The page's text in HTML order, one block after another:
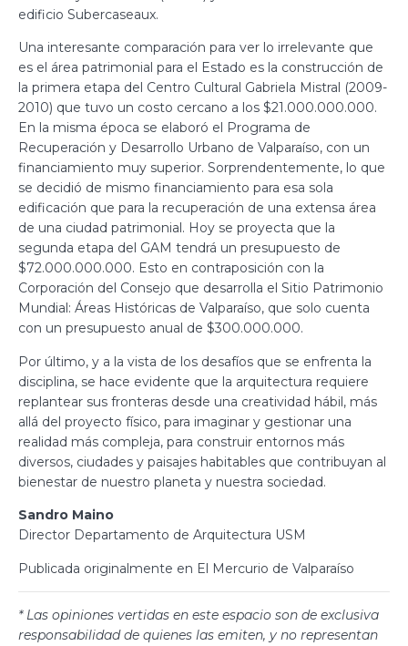
edificio Subercaseaux.
Una interesante comparación para ver lo irrelevante que
es el área patrimonial para el Estado es la construcción de
la primera etapa del Centro Cultural Gabriela Mistral (2009-
2010) que tuvo un costo cercano a los $21.000.000.000.
En la misma época se elaboró el Programa de
Recuperación y Desarrollo Urbano de Valparaíso, con un
financiamiento muy superior. Sorprendentemente, lo que
se decidió de mismo financiamiento para esa sola
edificación que para la recuperación de una extensa área
de una ciudad patrimonial. Hoy se proyecta que la
segunda etapa del GAM tendrá un presupuesto de
$72.000.000.000. Esto en contraposición con la
Corporación del Consejo que desarrolla el Sitio Patrimonio
Mundial: Áreas Históricas de Valparaíso, que solo cuenta
con un presupuesto anual de $300.000.000.
Por último, y a la vista de los desafíos que se enfrenta la
disciplina, se hace evidente que la arquitectura requiere
replantear sus fronteras desde una creatividad hábil, más
allá del proyecto físico, para imaginar y gestionar una
realidad más compleja, para construir entornos más
diversos, ciudades y paisajes habitables que contribuyan al
bienestar de nuestro planeta y nuestra sociedad.
Sandro Maino
Director Departamento de Arquitectura USM
Publicada originalmente en El Mercurio de Valparaíso
* Las opiniones vertidas en este espacio son de exclusiva
responsabilidad de quienes las emiten, y no representan